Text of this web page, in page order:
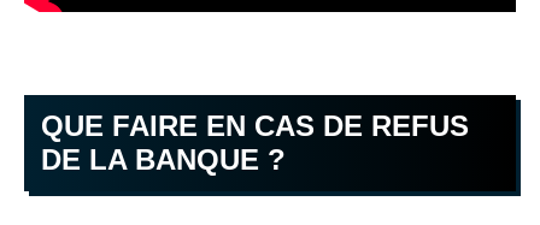
QUE FAIRE EN CAS DE REFUS
DE LA BANQUE ?